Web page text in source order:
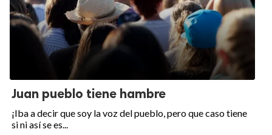
Juan pueblo tiene hambre
¡Iba a decir que soy la voz del pueblo, pero que caso tiene
si ni así se es...